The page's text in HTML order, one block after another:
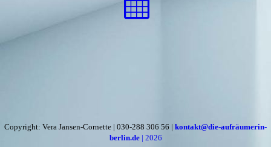
Copyright: Vera Jansen-Cornette | 030-288 306 56 | kontakt@die-aufräumerin-
berlin.de| 2026